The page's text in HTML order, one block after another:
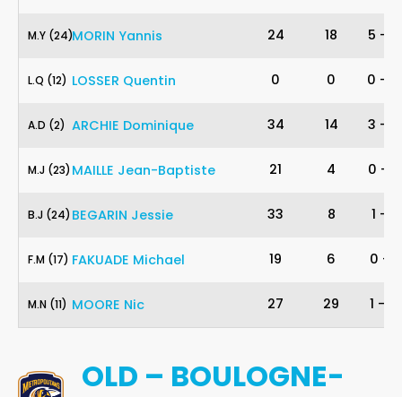
24 MORIN Yannis
M.Y (24) 24 18 5 -
12 LOSSER Quentin
L.Q (12) 0 0 0 -
2 ARCHIE Dominique
A.D (2) 34 14 3 -
23 MAILLE Jean-Baptiste
M.J (23) 21 4 0 -
24 BEGARIN Jessie
B.J (24) 33 8 1 -
17 FAKUADE Michael
F.M (17) 19 6 0 -
11 MOORE Nic
M.N (11) 27 29 1 -
OLD – BOULOGNE-